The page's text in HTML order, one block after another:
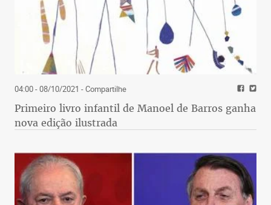
04:00 - 08/10/2021 - Compartilhe
Primeiro livro infantil de Manoel de Barros ganha
nova edição ilustrada